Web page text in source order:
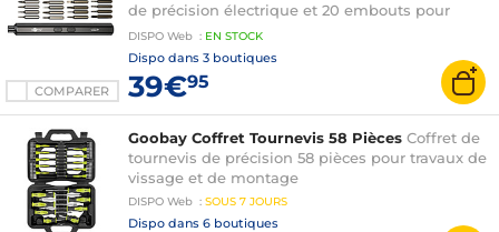
COMPARER
de précision électrique et 20 embouts pour
travaux de vissages précis
DISPO Web : EN STOCK
Dispo dans 3 boutiques
39€95
Goobay Coffret Tournevis 58 Pièces Coffret de
tournevis de précision 58 pièces pour travaux de
vissage et de montage
DISPO Web : SOUS 7 JOURS
Dispo dans 6 boutiques